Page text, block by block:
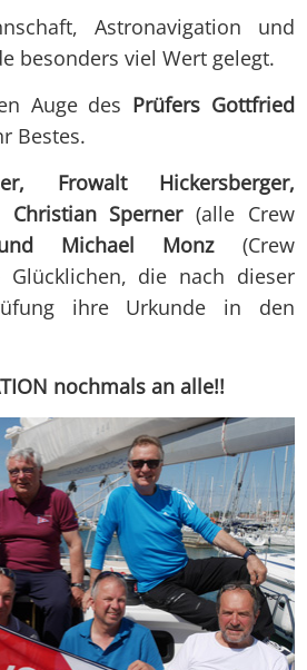
Astronavigation und
besonders viel Wert gelegt.
Auge des Prüfers Gottfried
Bestes.
Frowalt Hickersberger,
Christian Sperner(alle Crew
Michael Monz(Crew
Glücklichen, die nach dieser
ihre Urkunde in den
nochmals an alle!!